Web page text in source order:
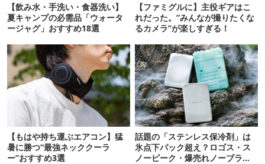
【飲み水・手洗い・食器洗い】
夏キャンプの必需品「ウォータ
ージャグ」おすすめ18選
【ファミグルに】主役ギアはこ
れだった。“みんなが撮りたくな
るカメラ”が楽しすぎる！
【もはや持ち運ぶエアコン】猛
暑に勝つ“最強ネッククーラ
ー”おすすめ3選
話題の「ステンレス保冷剤」は
氷点下パック超え？ロゴス・ス
ノーピーク・爆売れノーブラン